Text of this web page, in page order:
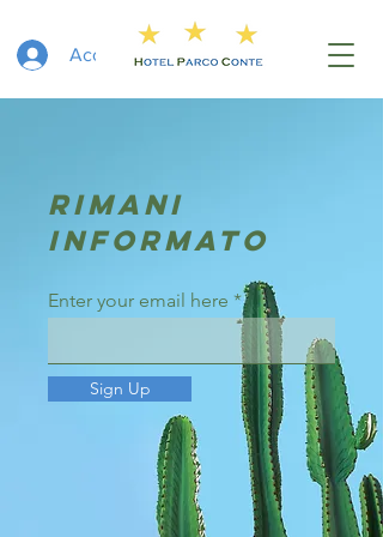
Accedi
RIMANI
INFORMATO
Enter your email here
Sign Up